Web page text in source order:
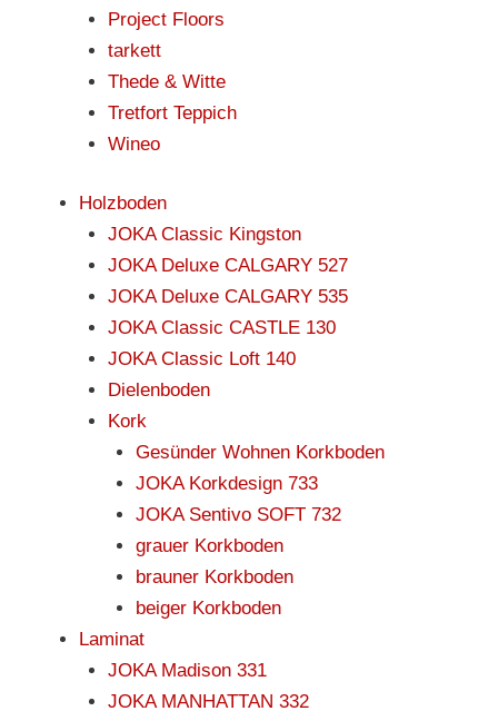
Project Floors
tarkett
Thede & Witte
Tretfort Teppich
Wineo
Holzboden
JOKA Classic Kingston
JOKA Deluxe CALGARY 527
JOKA Deluxe CALGARY 535
JOKA Classic CASTLE 130
JOKA Classic Loft 140
Dielenboden
Kork
Gesünder Wohnen Korkboden
JOKA Korkdesign 733
JOKA Sentivo SOFT 732
grauer Korkboden
brauner Korkboden
beiger Korkboden
Laminat
JOKA Madison 331
JOKA MANHATTAN 332